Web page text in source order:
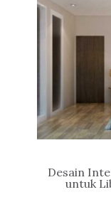
Desain
untuk